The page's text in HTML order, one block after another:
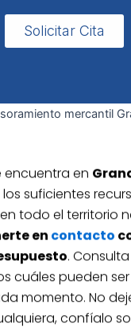
Solicitar Cita
encuentra en
suficientes
todo el territorio
en contacto
.
cuáles pueden
momento. No
confíalo